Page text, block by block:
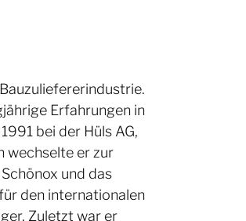
Erfahrungen in
bei der Hüls AG,
wechselte er zur
und das
den internationalen
Zuletzt war er